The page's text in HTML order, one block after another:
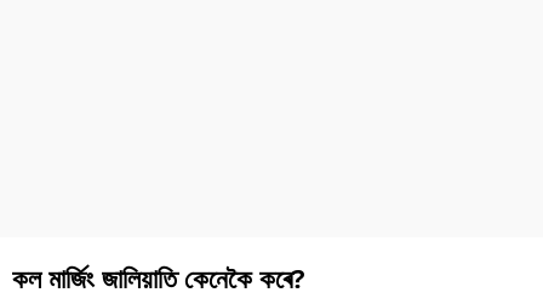
কল মাৰ্জিং জালিয়াতি কেনেকৈ কৰে?